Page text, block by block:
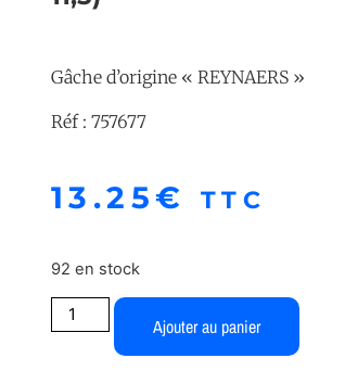
Gâche d’origine « REYNAERS »
Réf : 757677
13.25€ TTC
92 en stock
Ajouter au panier